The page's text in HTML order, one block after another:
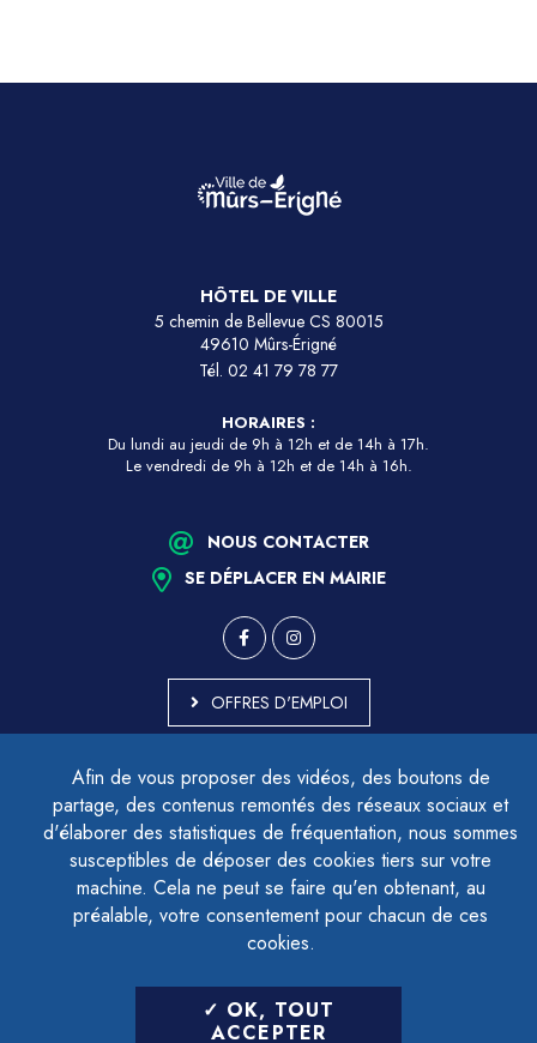
Afin de vous proposer des vidéos, des boutons de
partage, des contenus remontés des réseaux sociaux et
d'élaborer des statistiques de fréquentation, nous sommes
susceptibles de déposer des cookies tiers sur votre
machine. Cela ne peut se faire qu'en obtenant, au
préalable, votre consentement pour chacun de ces
cookies.
OK, TOUT
ACCEPTER
HÔTEL DE VILLE
5 chemin de Bellevue CS 80015
49610 Mûrs-Érigné
Tél. 02 41 79 78 77
HORAIRES :
Du lundi au jeudi de 9h à 12h et de 14h à 17h.
Le vendredi de 9h à 12h et de 14h à 16h.
NOUS CONTACTER
SE DÉPLACER EN MAIRIE
OFFRES D'EMPLOI
ACCESSIBILITÉ - PARTIELLEMENT CONFORME
PLAN DU SITE
MENTIONS LÉGALES
CONTACTER LE DÉLÉGUÉ À LA PROTECTION DES DONNÉES
GESTION DES COOKIES
LETTRE D'INFORMATION
SAISIR VOTRE ADRESSE E-MAIL